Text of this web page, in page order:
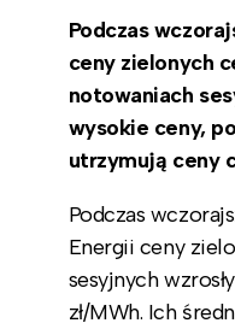
Podczas
ceny zielonych
notowaniach
wysokie ceny,
utrzymują ceny
Podczas
Energii ceny
sesyjnych
zł/MWh. Ich